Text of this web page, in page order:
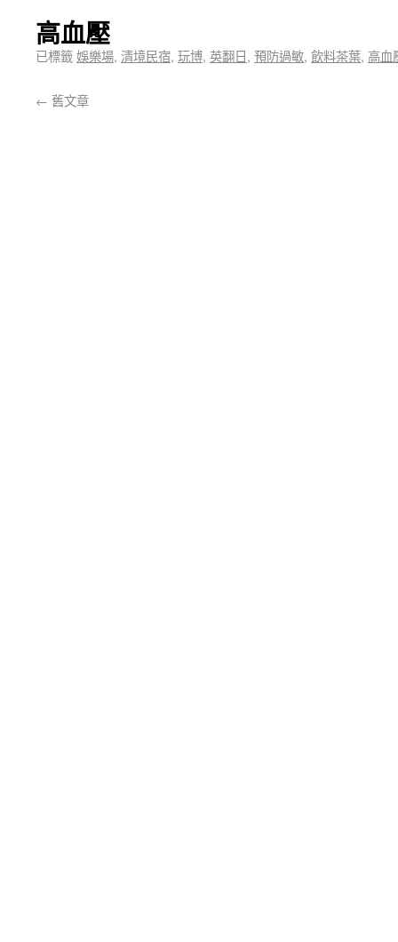
高血壓
已標籤娛樂場, 清境民宿, 玩博, 英翻日, 預防過敏, 飲料茶葉, 高血
← 舊文章